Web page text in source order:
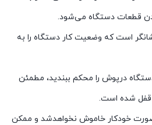
قطعات دستگاه می‌شود.
است که وضعیت کار دستگاه را به
درپوش را محکم ببندید، مطمئن
شده است.
خودکار خاموش نخواهدشد و ممکن